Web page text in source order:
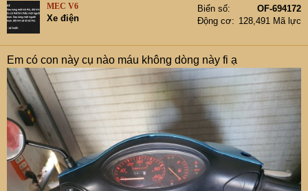
MEC V6
Xe điện
Biển số
OF-694172
Động cơ
128,491 Mã lực
Em có con này cụ nào máu không dòng này fi ạ